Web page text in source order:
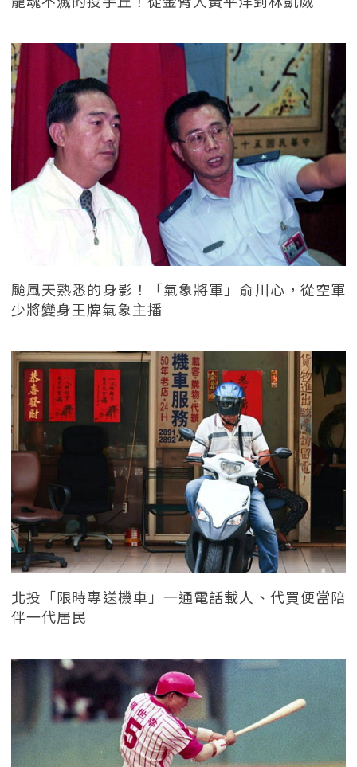
颱風天熟悉的身影！「氣象將軍」俞川心，從空軍
少將變身王牌氣象主播
北投「限時專送機車」一通電話載人、代買便當陪
伴一代居民